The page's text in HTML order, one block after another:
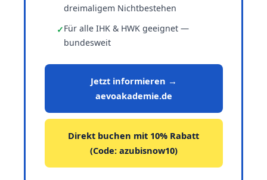
dreimaligem Nichtbestehen
Für alle IHK & HWK geeignet —
bundesweit
Jetzt informieren →
aevoakademie.de
Direkt buchen mit 10% Rabatt
(Code: azubisnow10)